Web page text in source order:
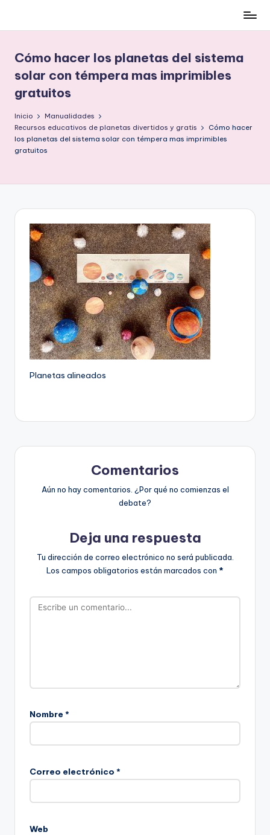
contenido
low-
cost
y
no
en
intento
Cómo hacer los planetas del sistema
solar con témpera mas imprimibles
gratuitos
Inicio
Manualidades
Recursos educativos de planetas divertidos y gratis
Cómo hacer
los planetas del sistema solar con témpera mas imprimibles
gratuitos
Planetas alineados
Comentarios
Aún no hay comentarios. ¿Por qué no comienzas el
debate?
Deja una respuesta
Tu dirección de correo electrónico no será publicada.
Los campos obligatorios están marcados con *
Nombre *
Correo electrónico *
Web